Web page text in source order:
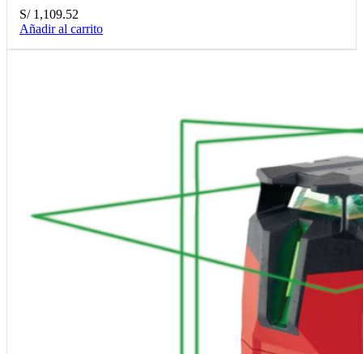
S/1,109.52
Añadir al carrito